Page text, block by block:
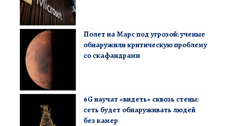
Полет на Марс под угрозой: ученые
обнаружили критическую проблему
со скафандрами
6G научат «видеть» сквозь стены:
сеть будет обнаруживать людей
без камер